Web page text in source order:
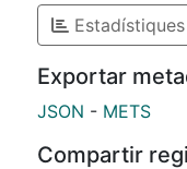
Estadístiques
Exportar
JSON - METS
Compartir